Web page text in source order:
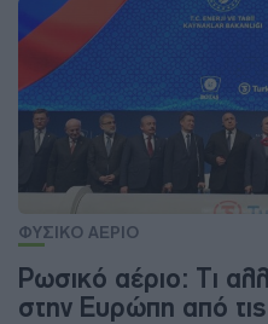
ΦΥΣΙΚΟ ΑΕΡΙΟ
Ρωσικό αέριο: Τι
στην Ευρώπη από